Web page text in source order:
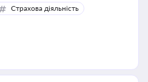
Страхова діяльність